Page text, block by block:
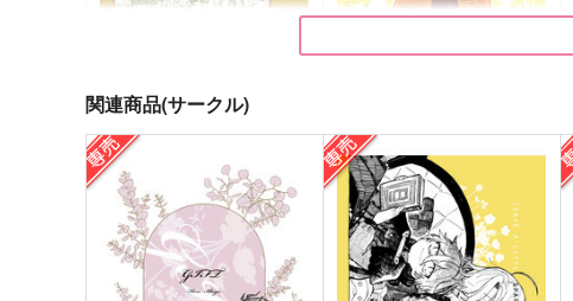
活動報告書
いもけんぴ
金平糖くんと本歌さん 冬
いもけんぴ
関連商品(サークル)